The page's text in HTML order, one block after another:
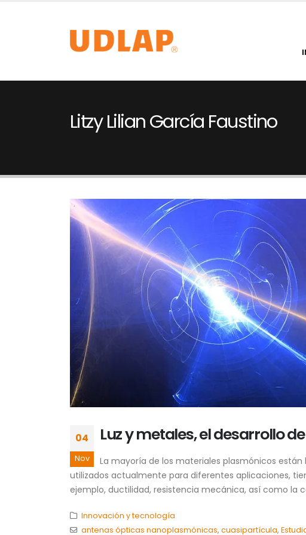
Litzy Lilian García Faustino
04
Nov
Luz y metales, el desarrollo
La mayoría de los materiales plasmónicos
utilizados actualmente para diferentes aplicaciones,
ejemplo, ductilidad, resistencia mecánica, así como la
Innovación y tecnología
antenas ópticas nanoplasmónicas, cuasipartícula,